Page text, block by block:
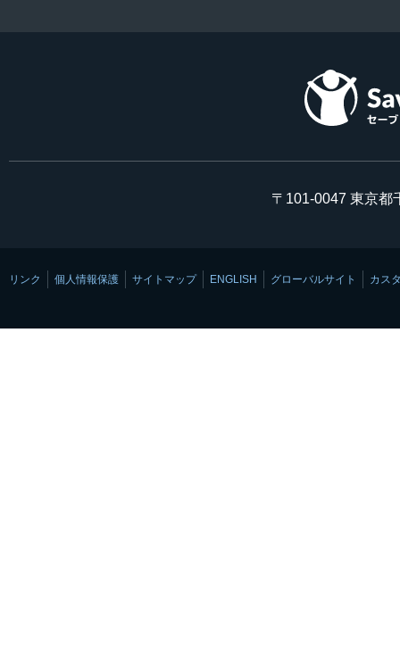
〒101-0047 東京都
リンク 個人情報保護 サイトマップ ENGLISH グローバルサイト カス